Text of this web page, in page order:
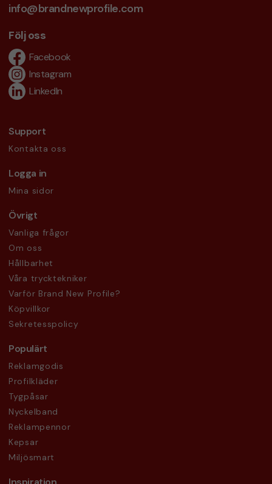
info@brandnewprofile.com
Följ oss
Facebook
Instagram
LinkedIn
Support
Kontakta oss
Logga in
Mina sidor
Övrigt
Vanliga frågor
Om oss
Hållbarhet
Våra trycktekniker
Varför Brand New Profile?
Köpvillkor
Sekretesspolicy
Populärt
Reklamgodis
Profilkläder
Tygpåsar
Nyckelband
Reklampennor
Kepsar
Miljösmart